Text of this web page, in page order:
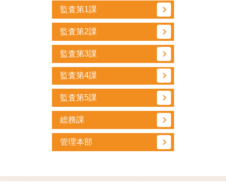
監査第1課
監査第2課
監査第3課
監査第4課
監査第5課
総務課
管理本部